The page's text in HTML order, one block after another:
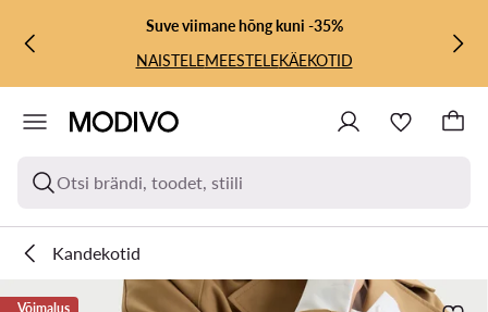
LIIGU PÕHISISU JUURDE
MINE OTSINGUSSESuve viimane hõng kuni -35%
NAISTELEMEESTELEKÄEKOTID
Otsi brändi, toodet, stiili
Kandekotid
Võimalus